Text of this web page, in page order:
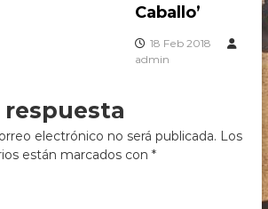
Caballo’
18 Feb 2018
admin
respuesta
electrónico no será publicada. Los
están marcados con*